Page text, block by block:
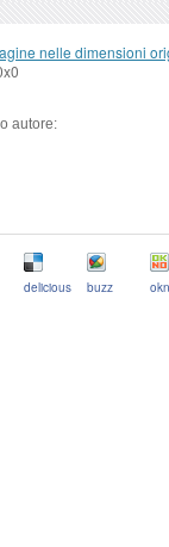
nelle dimensioni
autore:
delicious buzz